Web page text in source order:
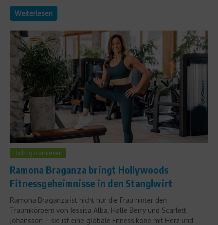
Weiterlesen
Richtig trainieren
Ramona Braganza bringt Hollywoods
Fitnessgeheimnisse in den Stanglwirt
Ramona Braganza ist nicht nur die Frau hinter den
Traumkörpern von Jessica Alba, Halle Berry und Scarlett
Johansson – sie ist eine globale Fitnessikone mit Herz und